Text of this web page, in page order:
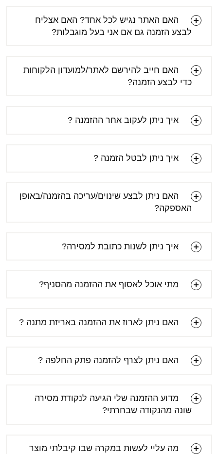
האם האתר נגיש לכל אחד? האם אצליח
לבצע הזמנה גם אם אני בעל מוגבלות?
האם חייב להירשם לאתר/למועדון הלקוחות
כדי לבצע הזמנה?
איך ניתן לעקוב אחר ההזמנה ?
איך ניתן לבטל הזמנה ?
האם ניתן לבצע שינוים/עריכה בהזמנה/באופן
האספקה?
איך ניתן לשנות כתובת למסירה?
מתי אוכל לאסוף את ההזמנה מהסניף?
האם ניתן לארוז את ההזמנה באריזת מתנה ?
האם ניתן לצרף להזמנה פתק החלפה ?
מדוע ההזמנה שלי הגיעה לנקודת מסירה
שונה מהנקודה שבחרתי?
מה עליי לעשות במקרה שבו קיבלתי מוצר